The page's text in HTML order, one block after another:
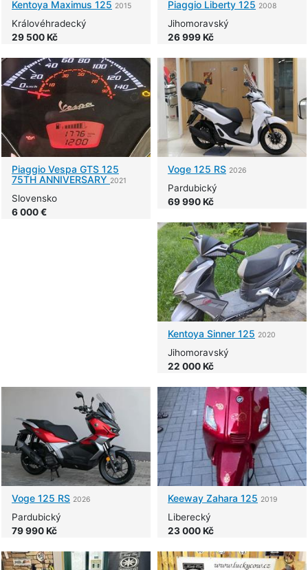
Kentoya Maximus 125 2015
Královéhradecký
29 500 Kč
Piaggio Liberty 125 2008
Jihomoravský
26 999 Kč
Piaggio Vespa GTS 125
75TH ANNIVERSARY 2021
Slovensko
6 000 €
Voge 125 RS 2026
Pardubický
69 990 Kč
Kentoya Sinner 125 2020
Jihomoravský
22 000 Kč
Voge 125 RS 2026
Pardubický
79 990 Kč
Keeway Zahara 125 2019
Liberecký
23 000 Kč